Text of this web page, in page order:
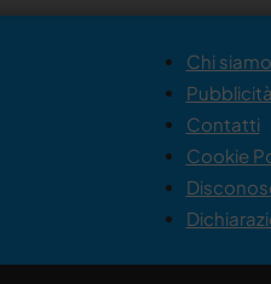
Chi siamo
Pubblicità
Contatti
Cookie